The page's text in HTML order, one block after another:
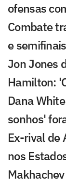
ofensas
Combate
e
Jon Jones
Hamilton:
Dana
sonhos'
Ex-rival de
nos